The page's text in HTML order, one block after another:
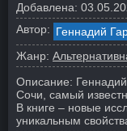
Добавлена:
Автор: Геннадий
Жанр:
Описание:
Сочи, самый
В книге – новые
уникальным